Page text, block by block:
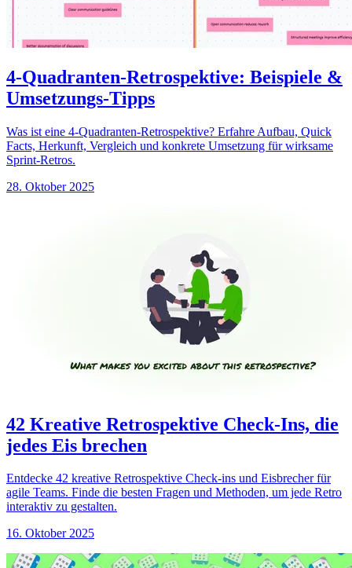
4-Quadranten-Retrospektive: Beispiele &
Umsetzungs-Tipps
Was ist eine 4-Quadranten-Retrospektive? Erfahre Aufbau, Quick
Facts, Herkunft, Vergleich und konkrete Umsetzung für wirksame
Sprint-Retros.
28. Oktober 2025
42 Kreative Retrospektive Check-Ins, die
jedes Eis brechen
Entdecke 42 kreative Retrospektive Check-ins und Eisbrecher für
agile Teams. Finde die besten Fragen und Methoden, um jede Retro
interaktiv zu gestalten.
16. Oktober 2025